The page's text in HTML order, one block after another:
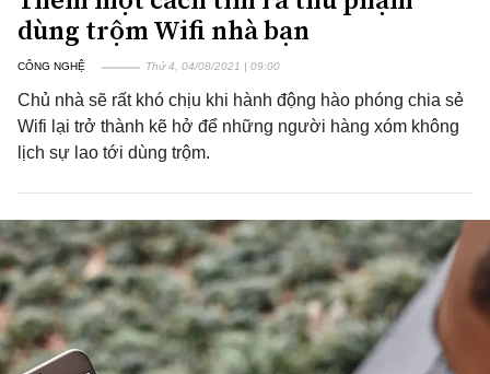
dùng trộm Wifi nhà bạn
CÔNG NGHỆ Thứ 4, 04/08/2021 | 09:00
Chủ nhà sẽ rất khó chịu khi hành động hào phóng chia sẻ
Wifi lại trở thành kẽ hở để những người hàng xóm không
lịch sự lao tới dùng trộm.